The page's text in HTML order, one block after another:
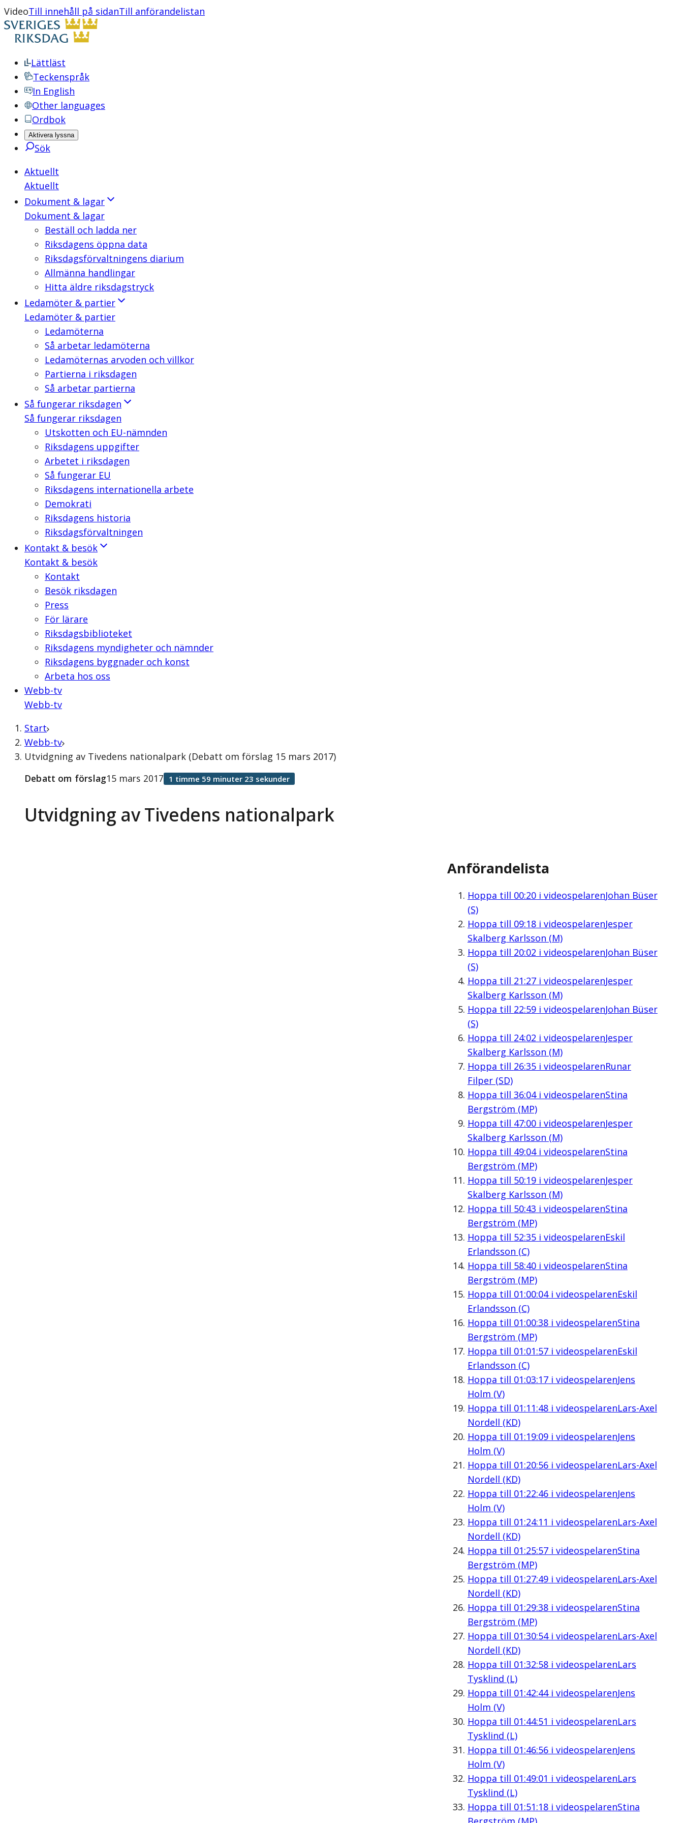
VideoTill innehåll på sidanTill anförandelistan
Lättläst
Teckenspråk
In English
Other languages
Ordbok
Aktivera lyssna
Sök
Aktuellt
Aktuellt
Dokument & lagar
Dokument & lagar
Beställ och ladda ner
Riksdagens öppna data
Riksdagsförvaltningens diarium
Allmänna handlingar
Hitta äldre riksdagstryck
Ledamöter & partier
Ledamöter & partier
Ledamöterna
Så arbetar ledamöterna
Ledamöternas arvoden och villkor
Partierna i riksdagen
Så arbetar partierna
Så fungerar riksdagen
Så fungerar riksdagen
Utskotten och EU-nämnden
Riksdagens uppgifter
Arbetet i riksdagen
Så fungerar EU
Riksdagens internationella arbete
Demokrati
Riksdagens historia
Riksdagsförvaltningen
Kontakt & besök
Kontakt & besök
Kontakt
Besök riksdagen
Press
För lärare
Riksdagsbiblioteket
Riksdagens myndigheter och nämnder
Riksdagens byggnader och konst
Arbeta hos oss
Webb-tv
Webb-tv
Start
Webb-tv
Utvidgning av Tivedens nationalpark (Debatt om förslag 15 mars 2017)
Utvidgning av Tivedens nationalpark
Debatt om förslag15 mars 2017 1 timme 59 minuter 23 sekunder
Anförandelista
Hoppa till 00:20i videospelarenJohan Büser
(S)
Hoppa till 09:18i videospelarenJesper
Skalberg Karlsson (M)
Hoppa till 20:02 i videospelarenJohan Büser
(S)
Hoppa till 21:27i videospelarenJesper
Skalberg Karlsson (M)
Hoppa till 22:59i videospelarenJohan Büser
(S)
Hoppa till 24:02 i videospelarenJesper
Skalberg Karlsson (M)
Hoppa till 26:35i videospelarenRunar
Filper (SD)
Hoppa till 36:04i videospelarenStina
Bergström (MP)
Hoppa till 47:00i videospelarenJesper
Skalberg Karlsson (M)
Hoppa till 49:04i videospelarenStina
Bergström (MP)
Hoppa till 50:19i videospelarenJesper
Skalberg Karlsson (M)
Hoppa till 50:43 i videospelarenStina
Bergström (MP)
Hoppa till 52:35i videospelarenEskil
Erlandsson (C)
Hoppa till 58:40i videospelarenStina
Bergström (MP)
Hoppa till 01:00:04i videospelarenEskil
Erlandsson (C)
Hoppa till 01:00:38i videospelarenStina
Bergström (MP)
Hoppa till 01:01:57i videospelarenEskil
Erlandsson (C)
Hoppa till 01:03:17i videospelarenJens
Holm (V)
Hoppa till 01:11:48i videospelarenLars-Axel
Nordell (KD)
Hoppa till 01:19:09i videospelarenJens
Holm (V)
Hoppa till 01:20:56i videospelarenLars-Axel
Nordell (KD)
Hoppa till 01:22:46i videospelarenJens
Holm (V)
Hoppa till 01:24:11 i videospelarenLars-Axel
Nordell (KD)
Hoppa till 01:25:57i videospelarenStina
Bergström (MP)
Hoppa till 01:27:49i videospelarenLars-Axel
Nordell (KD)
Hoppa till 01:29:38i videospelarenStina
Bergström (MP)
Hoppa till 01:30:54i videospelarenLars-Axel
Nordell (KD)
Hoppa till 01:32:58i videospelarenLars
Tysklind (L)
Hoppa till 01:42:44i videospelarenJens
Holm (V)
Hoppa till 01:44:51 i videospelarenLars
Tysklind (L)
Hoppa till 01:46:56i videospelarenJens
Holm (V)
Hoppa till 01:49:01 i videospelarenLars
Tysklind (L)
Hoppa till 01:51:18i videospelarenStina